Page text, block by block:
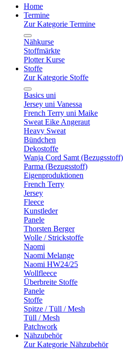
Home
Termine
Zur Kategorie Termine
Nähkurse
Stoffmärkte
Plotter Kurse
Stoffe
Zur Kategorie Stoffe
Basics uni
Jersey uni Vanessa
French Terry uni Maike
Sweat Eike Angeraut
Heavy Sweat
Bündchen
Dekostoffe
Wanja Cord Samt (Bezugsstoff)
Parma (Bezugsstoff)
Eigenproduktionen
French Terry
Jersey
Fleece
Kunstleder
Panele
Thorsten Berger
Wolle / Strickstoffe
Naomi
Naomi Melange
Naomi HW24/25
Wollfleece
Überbreite Stoffe
Panele
Stoffe
Spitze / Tüll / Mesh
Tüll / Mesh
Patchwork
Nähzubehör
Zur Kategorie Nähzubehör